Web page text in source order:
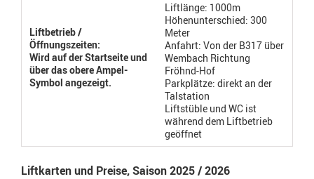
Liftbetrieb /
Öffnungszeiten:
Wird auf der Startseite und
über das obere Ampel-
Symbol angezeigt.
Liftlänge: 1000m
Höhenunterschied: 300
Meter
Anfahrt: Von der B317 über
Wembach Richtung
Fröhnd-Hof
Parkplätze: direkt an der
Talstation
Liftstüble und WC ist
während dem Liftbetrieb
geöffnet
Liftkarten und Preise, Saison 2025 / 2026